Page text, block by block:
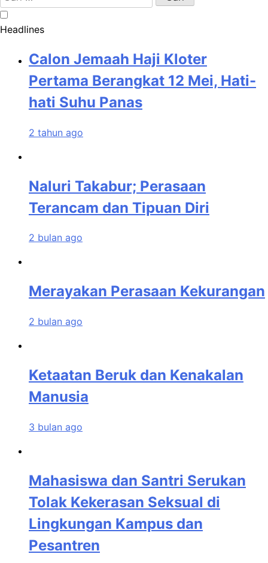
untuk:
Headlines
Calon Jemaah Haji Kloter
Pertama Berangkat 12 Mei, Hati-
hati Suhu Panas
2 tahun ago
Naluri Takabur; Perasaan
Terancam dan Tipuan Diri
2 bulan ago
Merayakan Perasaan Kekurangan
2 bulan ago
Ketaatan Beruk dan Kenakalan
Manusia
3 bulan ago
Mahasiswa dan Santri Serukan
Tolak Kekerasan Seksual di
Lingkungan Kampus dan
Pesantren